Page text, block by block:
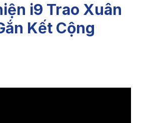
i9 Trao Xuân
Kết Cộng